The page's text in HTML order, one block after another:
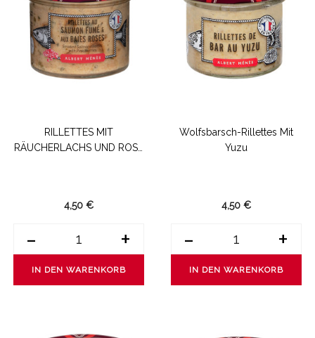
RILLETTES MIT
RÄUCHERLACHS UND ROSA
4,50 €
- +
IN DEN WARENKORB
Wolfsbarsch-Rillettes Mit
Yuzu
4,50 €
- +
IN DEN WARENKORB